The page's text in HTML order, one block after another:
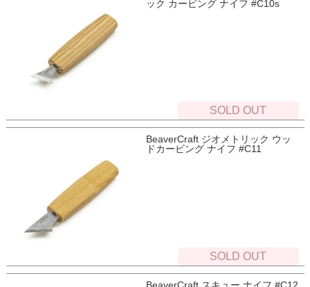
ック カービング ナイフ #C10s
SOLD OUT
BeaverCraft ジオメトリック ウッ
ドカービング ナイフ #C11
SOLD OUT